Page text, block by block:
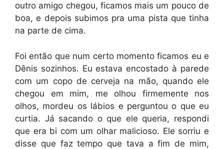
outro amigo chegou, ficamos mais um pouco de
boa, e depois subimos pra uma pista que tinha
na parte de cima.
Foi então que num certo momento ficamos eu e
Dênis sozinhos. Eu estava encostado à parede
com um copo de cerveja na mão, quando ele
chegou em mim, me olhou firmemente nos
olhos, mordeu os lábios e perguntou o que eu
curtia. Já sacando o que ele queria, respondi
que era bi com um olhar malicioso. Ele sorriu e
disse que faz tempo que tava a fim de mim,